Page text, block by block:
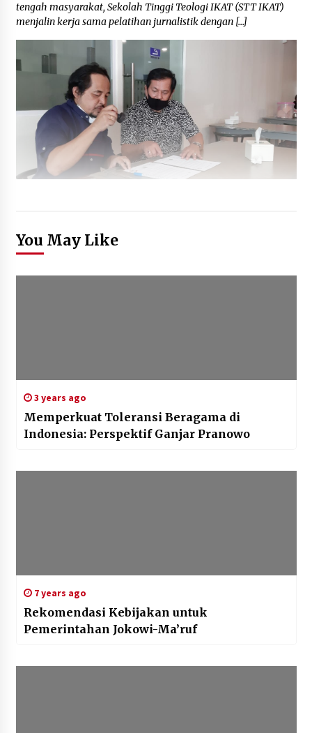
tengah masyarakat, Sekolah Tinggi Teologi IKAT (STT IKAT)
menjalin kerja sama pelatihan jurnalistik dengan […]
You May Like
3 years ago
Memperkuat Toleransi Beragama di
Indonesia: Perspektif Ganjar Pranowo
7 years ago
Rekomendasi Kebijakan untuk
Pemerintahan Jokowi-Ma’ruf